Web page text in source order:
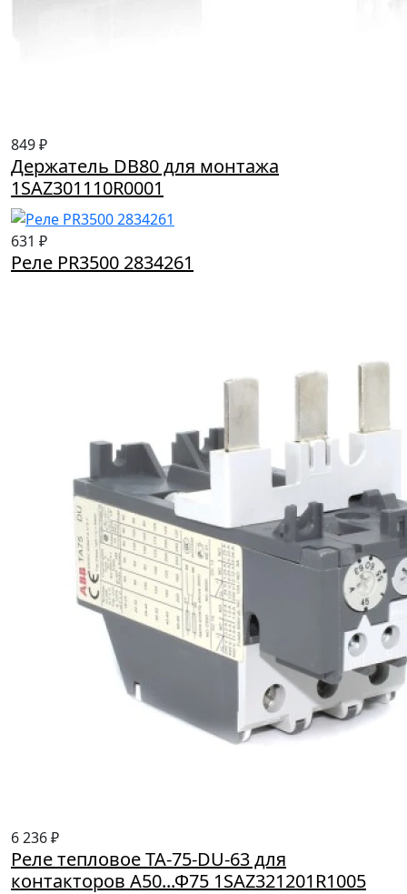
849 ₽
Держатель DB80 для монтажа
1SAZ301110R0001
631 ₽
Реле PR3500 2834261
6 236 ₽
Реле тепловое TA-75-DU-63 для
контакторов А50...Ф75 1SAZ321201R1005